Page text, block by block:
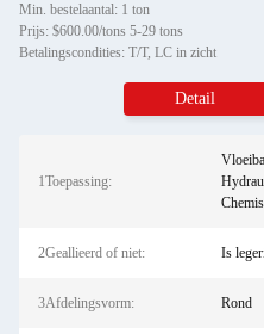
Min. bestelaantal: 1 ton
Prijs: $600.00/tons 5-29 tons
Betalingscondities: T/T, LC in zicht
Detail
1Toepassing:
2Geallieerd of niet: Is
3Afdelingsvorm: Rond